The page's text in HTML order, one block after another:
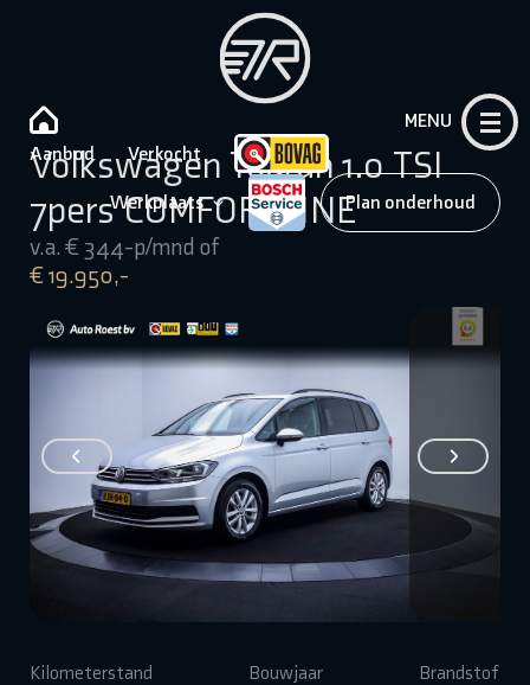
Aanbod Verkocht
Werkplaats Plan onderhoud
MENU
Volkswagen Touran 1.0 TSI
7pers COMFORTLINE
v.a. € 344-p/mnd of
€ 19.950,-
Kilometerstand Bouwjaar Brandstof